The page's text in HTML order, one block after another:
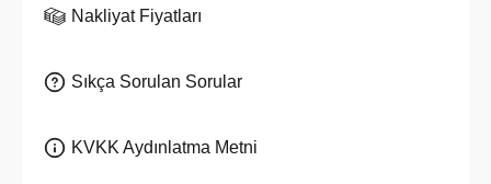
Nakliyat Fiyatları
Sıkça Sorulan Sorular
KVKK Aydınlatma Metni